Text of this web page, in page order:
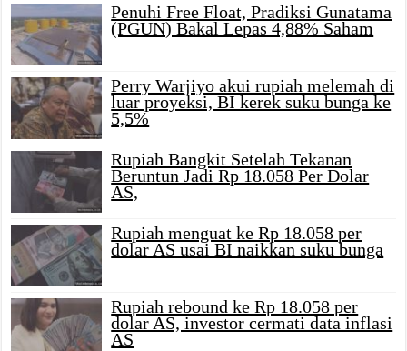
Penuhi Free Float, Pradiksi Gunatama
(PGUN) Bakal Lepas 4,88% Saham
Perry Warjiyo akui rupiah melemah di
luar proyeksi, BI kerek suku bunga ke
5,5%
Rupiah Bangkit Setelah Tekanan
Beruntun Jadi Rp 18.058 Per Dolar
AS,
Rupiah menguat ke Rp 18.058 per
dolar AS usai BI naikkan suku bunga
Rupiah rebound ke Rp 18.058 per
dolar AS, investor cermati data inflasi
AS